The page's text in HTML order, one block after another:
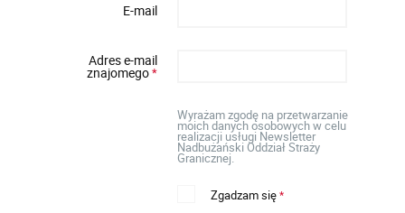
E-mail
Adres e-mail
znajomego*
Wyrażam zgodę na przetwarzanie
moich danych osobowych w celu
realizacji usługi Newsletter
Nadbużański Oddział Straży
Granicznej.
Zgadzam się*